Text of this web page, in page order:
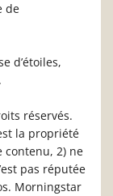
de
d’étoiles,
réservés.
la propriété
contenu, 2) ne
pas réputée
Morningstar